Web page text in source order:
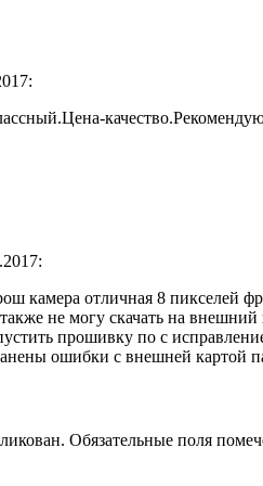
:
:
камера отличная 8 пикселей
не могу скачать на
прошивку по с
ошибки с внешней картой
Обязательные поля